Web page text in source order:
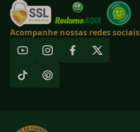
Acompanhe nossas redes sociais